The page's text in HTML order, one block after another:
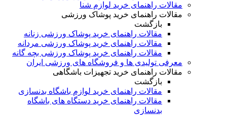
مقالات راهنمای خرید لوازم شنا
مقالات راهنمای خرید پوشاک ورزشی
بازگشت
مقالات راهنمای خرید پوشاک ورزشی زنانه
مقالات راهنمای خرید پوشاک ورزشی مردانه
مقالات راهنمای خرید پوشاک ورزشی بچه گانه
معرفی تولیدی ها و فروشگاه های ورزشی ایران
مقالات راهنمای خرید تجهیزات باشگاهی
بازگشت
مقالات راهنمای خرید لوازم باشگاه بدنسازی
مقالات راهنمای خرید دستگاه های باشگاه
بدنسازی